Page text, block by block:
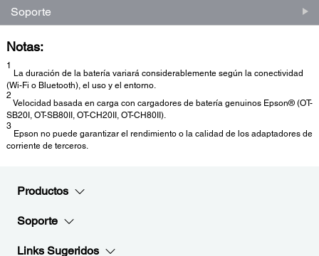
Soporte
Notas:
1
La duración de la batería variará considerablemente según la conectividad
(Wi-Fi o Bluetooth), el uso y el entorno.
2
Velocidad basada en carga con cargadores de batería genuinos Epson® (OT-
SB20I, OT-SB80II, OT-CH20II, OT-CH80II).
3
Epson no puede garantizar el rendimiento o la calidad de los adaptadores de
corriente de terceros.
Productos
Soporte
Links Sugeridos